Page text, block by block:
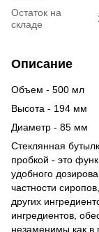
Остаток на
складе
Описание
Объем - 500 мл
Высота - 194 мм
Диаметр - 85 мм
Стеклянная
пробкой - это
удобного
частности
других
ингредиентов,
незаменимы как в